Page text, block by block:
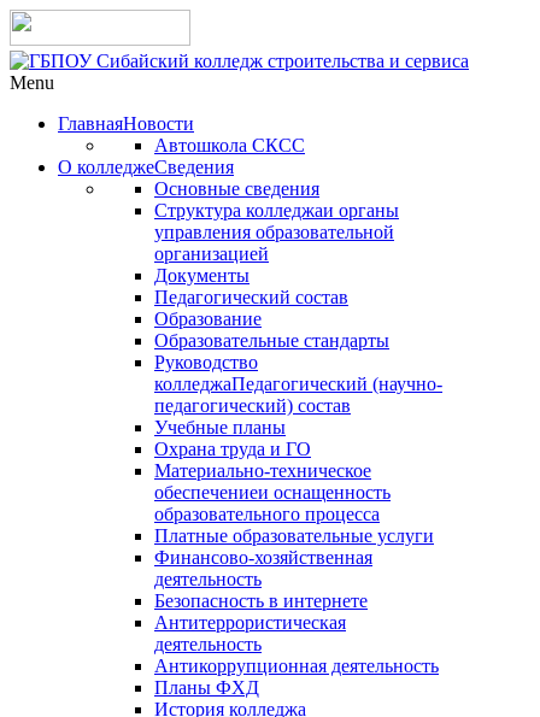
Menu
ГлавнаяНовости
Автошкола СКСС
О колледжеСведения
Основные сведения
Структура колледжаи органы
управления образовательной
организацией
Документы
Педагогический состав
Образование
Образовательные стандарты
Руководство
колледжаПедагогический (научно-
педагогический) состав
Учебные планы
Охрана труда и ГО
Материально-техническое
обеспечениеи оснащенность
образовательного процесса
Платные образовательные услуги
Финансово-хозяйственная
деятельность
Безопасность в интернете
Антитеррористическая
деятельность
Антикоррупционная деятельность
Планы ФХД
История колледжа